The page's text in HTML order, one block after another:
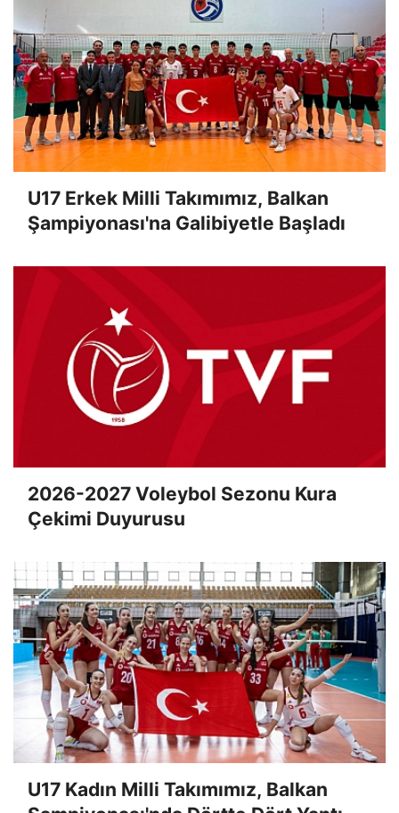
U17 Erkek Milli Takımımız, Balkan
Şampiyonası'na Galibiyetle Başladı
2026-2027 Voleybol Sezonu Kura
Çekimi Duyurusu
U17 Kadın Milli Takımımız, Balkan